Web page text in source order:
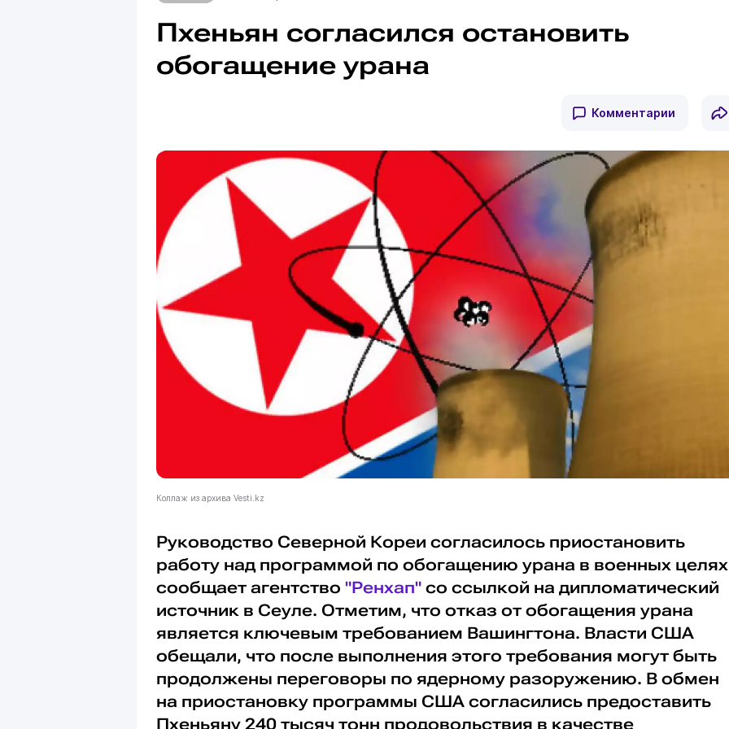
Пхеньян согласился остановить
обогащение урана
Комментарии
Коллаж из архива Vesti.kz
Руководство Северной Кореи согласилось приостановить
работу над программой по обогащению урана в военных
сообщает агентство "Ренхап" со ссылкой на дипломатический
источник в Сеуле. Отметим, что отказ от обогащения урана
является ключевым требованием Вашингтона. Власти США
обещали, что после выполнения этого требования могут быть
продолжены переговоры по ядерному разоружению. В обмен
на приостановку программы США согласились предоставить
Пхеньяну 240 тысяч тонн продовольствия в качестве